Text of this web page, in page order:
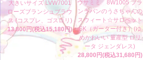
大きいサイズ LVW7001
ローズブランシュブラウ
ス (コスプレ、ゴスロリ)
13,800円(税込15,180円)
ウサミミ 8W1005 ブラ
ンラパンのうさちゃんの
スウィート☆サロペット
SK（ガーター付き）(ゆ
めかわいい 量産型 ロリ
ータ ジェンダレス)
28,800円(税込31,680円)